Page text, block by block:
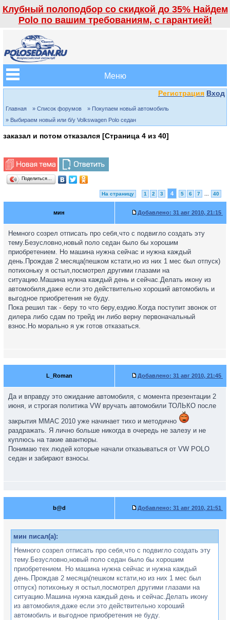
Клубный полоподбор со скидкой до 35% Найдем
Polo по вашим требованиям, с гарантией!
Меню
Регистрация Вход
Главная » Список форумов
» Покупаем новый автомобиль
» Выбираем новый или б/у Volkswagen Polo седан
заказал и потом отказался [Страница 4 из 40]
Поделиться…
На страницу 1 2 3 4 5 6 7 40
мин Добавлено: 31 авг 2010, 21:15
Немного созрел отписать про себя,что с подвигло создать эту
тему.Безусловно,новый поло седан было бы хорошим
приобретением. Но машина нужна сейчас и нужна каждый
день.Прождав 2 месяца(пешком кстати,но из них 1 мес был отпуск)
потихоньку я остыл,посмотрел другими глазами на
ситуацию.Машина нужна каждый день и сейчас.Делать икону из
автомобиля,даже если это действительно хороший автомобиль и
выгодное приобретения не буду.
Пока решил так - беру то что беру,ездию.Когда поступит звонок от
дилера либо сдам по трейд ин либо верну первоначальный
взнос.Но морально я уж готов отказаться.
L_Roman Добавлено: 31 авг 2010, 21:45
Да и вправду это ожидание автомобиля, с момента презентации 2
июня, и строгая политика VW вручать автомобили ТОЛЬКО после
закрытия ММАС 2010 уже начинает тихо и методично
раздражать. Я лично больше никогда в очередь не залезу и не
куплюсь на такие авантюры.
Понимаю тех людей которые начали отказываться от VW POLO
седан и забирают взносы.
b@d Добавлено: 31 авг 2010, 21:51
мин писал(а):
Немного созрел отписать про себя,что с подвигло создать эту
тему.Безусловно,новый поло седан было бы хорошим
приобретением. Но машина нужна сейчас и нужна каждый
день.Прождав 2 месяца(пешком кстати,но из них 1 мес был
отпуск) потихоньку я остыл,посмотрел другими глазами на
ситуацию.Машина нужна каждый день и сейчас.Делать икону
из автомобиля,даже если это действительно хороший
автомобиль и выгодное приобретения не буду.